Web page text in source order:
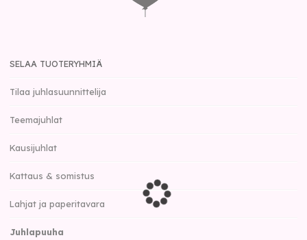
SELAA TUOTERYHMIÄ
Tilaa juhlasuunnittelija
Teemajuhlat
Kausijuhlat
Kattaus & somistus
Lahjat ja paperitavara
Juhlapuuha